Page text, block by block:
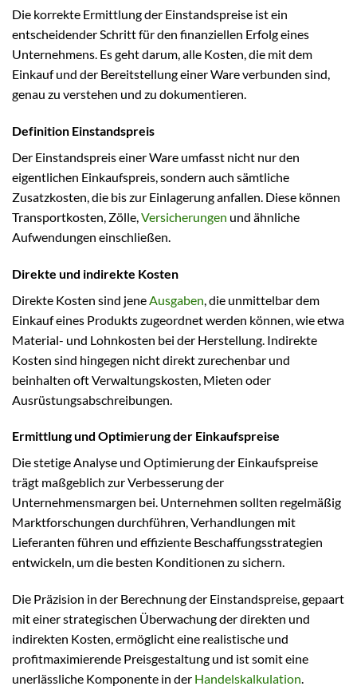
Die korrekte Ermittlung der Einstandspreise ist ein
entscheidender Schritt für den finanziellen Erfolg eines
Unternehmens. Es geht darum, alle Kosten, die mit dem
Einkauf und der Bereitstellung einer Ware verbunden sind,
genau zu verstehen und zu dokumentieren.
Definition Einstandspreis
Der Einstandspreis einer Ware umfasst nicht nur den
eigentlichen Einkaufspreis, sondern auch sämtliche
Zusatzkosten, die bis zur Einlagerung anfallen. Diese können
Transportkosten, Zölle,Versicherungen und ähnliche
Aufwendungen einschließen.
Direkte und indirekte Kosten
Direkte Kosten sind jene Ausgaben , die unmittelbar dem
Einkauf eines Produkts zugeordnet werden können, wie etwa
Material- und Lohnkosten bei der Herstellung. Indirekte
Kosten sind hingegen nicht direkt zurechenbar und
beinhalten oft Verwaltungskosten, Mieten oder
Ausrüstungsabschreibungen.
Ermittlung und Optimierung der Einkaufspreise
Die stetige Analyse und Optimierung der Einkaufspreise
trägt maßgeblich zur Verbesserung der
Unternehmensmargen bei. Unternehmen sollten regelmäßig
Marktforschungen durchführen, Verhandlungen mit
Lieferanten führen und effiziente Beschaffungsstrategien
entwickeln, um die besten Konditionen zu sichern.
Die Präzision in der Berechnung der Einstandspreise, gepaart
mit einer strategischen Überwachung der direkten und
indirekten Kosten, ermöglicht eine realistische und
profitmaximierende Preisgestaltung und ist somit eine
unerlässliche Komponente in der Handelskalkulation.